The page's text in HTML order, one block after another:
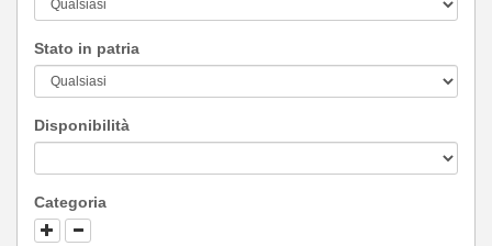
Stato in patria
Disponibilità
Categoria